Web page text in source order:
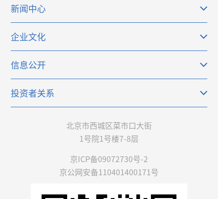
北京市西城区菜市口大街
1号院1号楼7-8层
京ICP备09072730号-2
京公网安备110401400171号
新闻中心
企业文化
信息公开
投资者关系